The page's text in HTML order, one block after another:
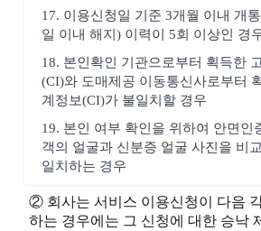
17. 이용신청일 기준 3개월 이내 개
일 이내 해지) 이력이 5회 이상인 경
18. 본인확인 기관으로부터 획득한
(CI)와 도매제공 이동통신사로부터
계정보(CI)가 불일치할 경우
19. 본인 여부 확인을 위하여 안면인
객의 얼굴과 신분증 얼굴 사진을 비
일치하는 경우
② 회사는 서비스 이용신청이 다음
하는 경우에는 그 신청에 대한 승낙